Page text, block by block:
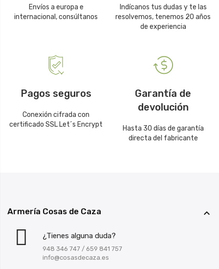
Envíos a europa e
internacional, consúltanos
Indícanos tus dudas y te las
resolvemos, tenemos 20 años
de experiencia
Pagos seguros
Conexión cifrada con
certificado SSL Let´s Encrypt
Garantía de
devolución
Hasta 30 días de garantía
directa del fabricante
Armería Cosas de Caza 
¿Tienes alguna duda?
948 346 747 / 659 841 757
info@cosasdecaza.es